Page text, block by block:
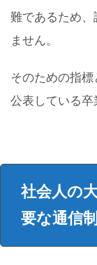
難であるため、
ません。
そのための指
公表している卒
社会人の
要な通信